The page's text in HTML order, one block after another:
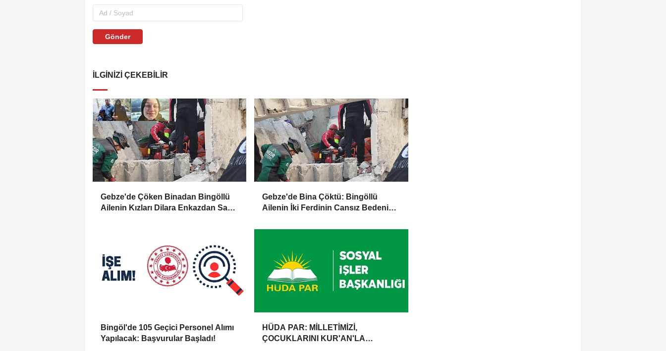
Gönder
İLGINIZI ÇEKEBILIR
Gebze'de Çöken Binadan Bingöllü
Ailenin Kızları Dilara Enkazdan Sağ
Gebze'de Bina Çöktü: Bingöllü
Ailenin İki Ferdinin Cansız Bedenine
Bingöl'de 105 Geçici Personel Alımı
Yapılacak: Başvurular Başladı!
HÜDA PAR: MİLLETİMİZİ,
ÇOCUKLARINI KUR'AN'LA